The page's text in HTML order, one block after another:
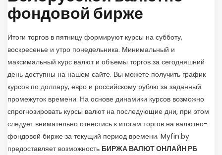
фондовой бирже
Итоги торгов в пятницу формируют курсы на субботу,
воскресенье и утро понедельника. Минимальный и
максимальный курс валют и объемы торгов за сегодняшний
день доступны на нашем сайте. Вы можете получить график
курсов по доллару, евро и российскому рублю за заданный
промежуток времени. На основе динамики курсов возможно
спрогнозировать курсы валют на последующие дни, при этом
следует внимательно отнестись к итогам торгов на валютно-
фондовой бирже за текущий период времени. Myfin.by
предоставляет возможность БИРЖА ВАЛЮТ ОНЛАЙН РБ